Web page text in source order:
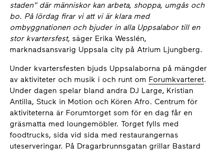
staden" där människor kan arbeta, shoppa, umgås och
bo. På lördag firar vi att vi är klara med
ombyggnationen och bjuder in alla Uppsalabor till en
stor kvartersfest, säger Erika Wesslén,
marknadsansvarig Uppsala city på Atrium Ljungberg.
Under kvartersfesten bjuds Uppsalaborna på mängder
av aktiviteter och musik i och runt om Forumkvarteret.
Under dagen spelar bland andra DJ Large, Kristian
Antilla, Stuck in Motion och Kören Afro. Centrum för
aktiviteterna är Forumtorget som för en dag får en
gräsmatta med loungemöbler. Torget fylls med
foodtrucks, sida vid sida med restaurangernas
uteserveringar. På Dragarbrunnsgatan grillar Bastard